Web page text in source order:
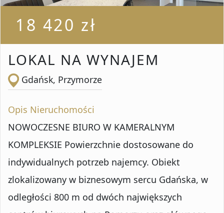
Liczba pokoi do
Powierzchnia do
Numer oferty
18 420 zł
LOKAL NA WYNAJEM
Gdańsk, Przymorze
Opis Nieruchomości
NOWOCZESNE BIURO W KAMERALNYM
KOMPLEKSIE Powierzchnie dostosowane do
indywidualnych potrzeb najemcy. Obiekt
zlokalizowany w biznesowym sercu Gdańska, w
odległości 800 m od dwóch największych